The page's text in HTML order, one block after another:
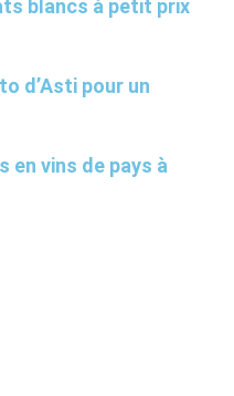
blancs à petit prix
d’Asti pour un
en vins de pays à